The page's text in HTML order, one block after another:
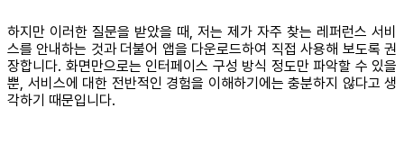
하지만 이러한 질문을 받았을 때, 저는 제가 자주 찾는 레퍼런스 서비
스를 안내하는 것과 더불어 앱을 다운로드하여 직접 사용해 보도록 권
장합니다. 화면만으로는 인터페이스 구성 방식 정도만 파악할 수 있을
뿐, 서비스에 대한 전반적인 경험을 이해하기에는 충분하지 않다고 생
각하기 때문입니다.